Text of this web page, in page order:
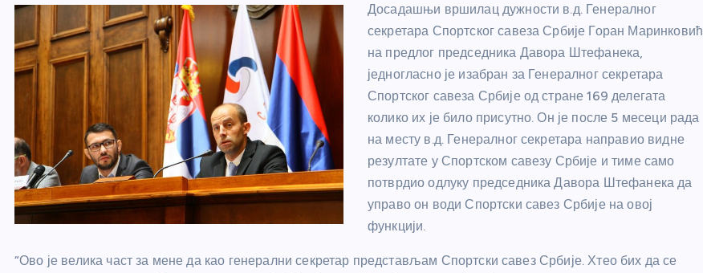
Досадашњи вршилац дужности в.д. Генералног
секретара Спортског савеза Србије Горан Маринковић,
на предлог председника Давора Штефанека,
једногласно је изабран за Генералног секретара
Спортског савеза Србије од стране 169 делегата
колико их је било присутно. Он је после 5 месеци рада
на месту в.д. Генералног секретара направио видне
резултате у Спортском савезу Србије и тиме само
потврдио одлуку председника Давора Штефанека да
управо он води Спортски савез Србије на овој
функцији.
“Ово је велика част за мене да као генерални секретар представљам Спортски савез Србије. Хтео бих да се